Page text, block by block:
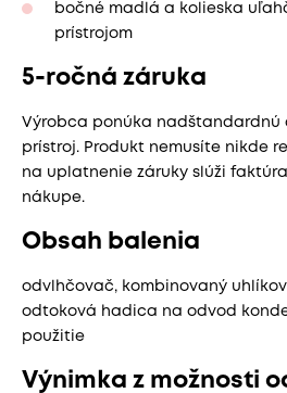
bočné madlá a kolieska
prístrojom
5-ročná záruka
Výrobca ponúka nadštandardnú
prístroj. Produkt nemusíte nikde
na uplatnenie záruky slúži
nákupe.
Obsah balenia
odvlhčovač, kombinovaný
odtoková hadica na odvod
použitie
Výnimka z možnosti